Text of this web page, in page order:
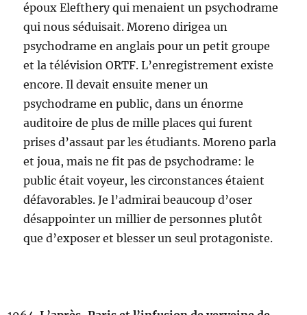
époux Elefthery qui menaient un psychodrame
qui nous séduisait. Moreno dirigea un
psychodrame en anglais pour un petit groupe
et la télévision ORTF. L’enregistrement existe
encore. Il devait ensuite mener un
psychodrame en public, dans un énorme
auditoire de plus de mille places qui furent
prises d’assaut par les étudiants. Moreno parla
et joua, mais ne fit pas de psychodrame: le
public était voyeur, les circonstances étaient
défavorables. Je l’admirai beaucoup d’oser
désappointer un millier de personnes plutôt
que d’exposer et blesser un seul protagoniste.